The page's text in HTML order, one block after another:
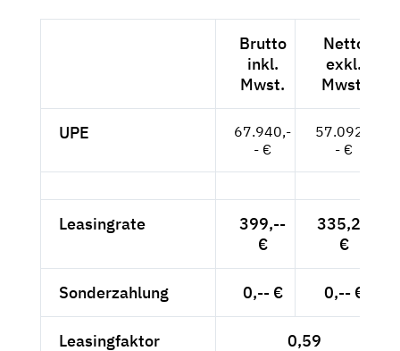
Brutto
inkl.
Mwst.
Netto
exkl.
Mwst.
UPE
67.940,-
- €
57.092,-
- €
Leasingrate
399,--
€
335,29
€
Sonderzahlung 0,-- € 0,-- €
Leasingfaktor 0,59